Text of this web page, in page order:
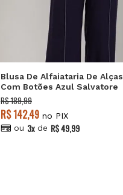
Blusa De Alfaiataria De Alças
Com Botões Azul Salvatore
R$ 189,99
R$ 142,49 no PIX
ou 3x de R$ 49,99